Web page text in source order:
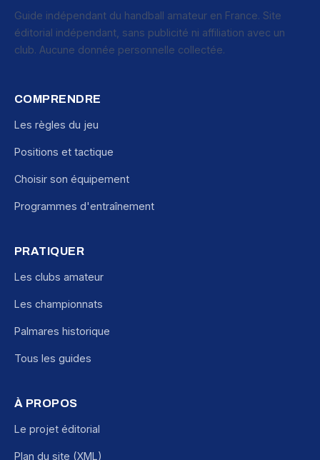
Guide indépendant du handball amateur en France. Site
éditorial indépendant, sans publicité ni affiliation avec un
club. Aucune donnée personnelle collectée.
COMPRENDRE
Les règles du jeu
Positions et tactique
Choisir son équipement
Programmes d'entraînement
PRATIQUER
Les clubs amateur
Les championnats
Palmares historique
Tous les guides
À PROPOS
Le projet éditorial
Plan du site (XML)